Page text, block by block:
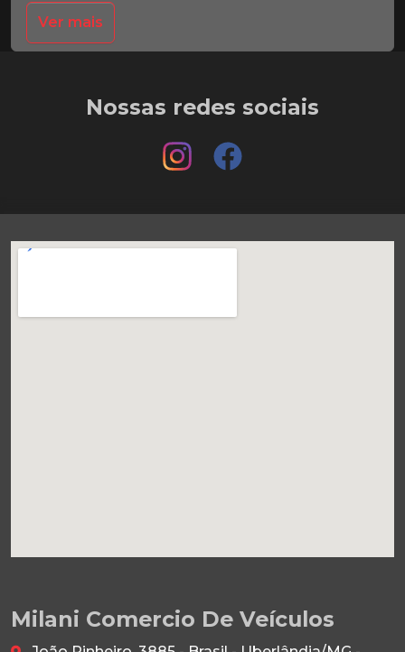
Ver mais
Nossas redes sociais
Milani Comercio De Veículos